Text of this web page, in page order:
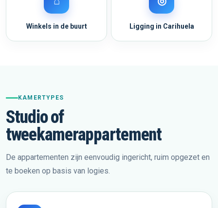
Winkels in de buurt Ligging in Carihuela
KAMERTYPES
Studio of
tweekamerappartement
De appartementen zijn eenvoudig ingericht, ruim opgezet en
te boeken op basis van logies.